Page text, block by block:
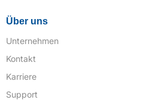
Über uns
Unternehmen
Kontakt
Karriere
Support